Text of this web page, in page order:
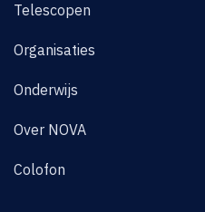
Telescopen
Organisaties
Onderwijs
Over NOVA
Colofon